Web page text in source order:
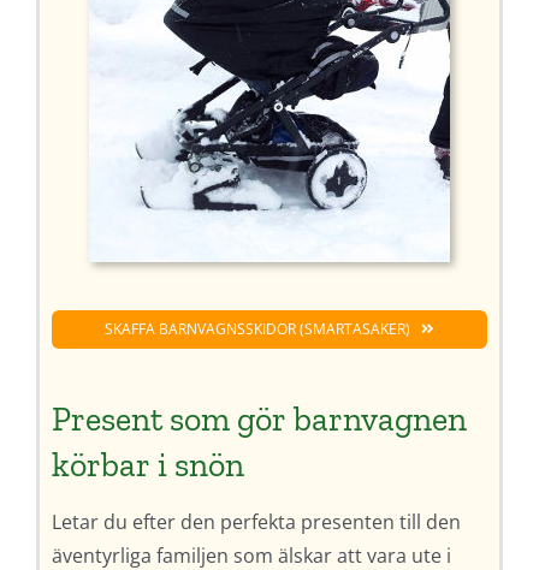
SKAFFA BARNVAGNSSKIDOR (SMARTASAKER)
Present som gör barnvagnen
körbar i snön
Letar du efter den perfekta presenten till den
äventyrliga familjen som älskar att vara ute i